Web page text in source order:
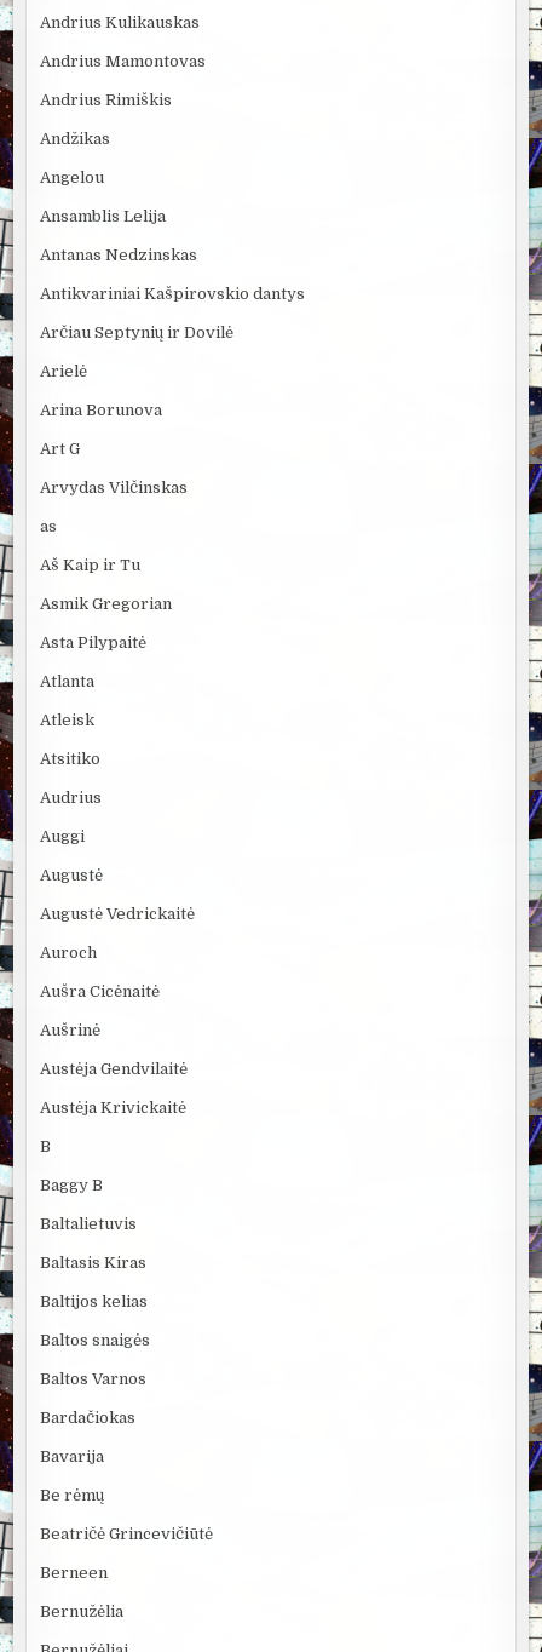
Andrius Kulikauskas
Andrius Mamontovas
Andrius Rimiškis
Andžikas
Angelou
Ansamblis Lelija
Antanas Nedzinskas
Antikvariniai Kašpirovskio dantys
Arčiau Septynių ir Dovilė
Arielė
Arina Borunova
Art G
Arvydas Vilčinskas
as
Aš Kaip ir Tu
Asmik Gregorian
Asta Pilypaitė
Atlanta
Atleisk
Atsitiko
Audrius
Auggi
Augustė
Augustė Vedrickaitė
Auroch
Aušra Cicėnaitė
Aušrinė
Austėja Gendvilaitė
Austėja Krivickaitė
B
Baggy B
Baltalietuvis
Baltasis Kiras
Baltijos kelias
Baltos snaigės
Baltos Varnos
Bardačiokas
Bavarija
Be rėmų
Beatričė Grincevičiūtė
Berneen
Bernužėlia